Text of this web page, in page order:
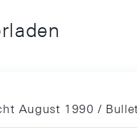
August 1990 /